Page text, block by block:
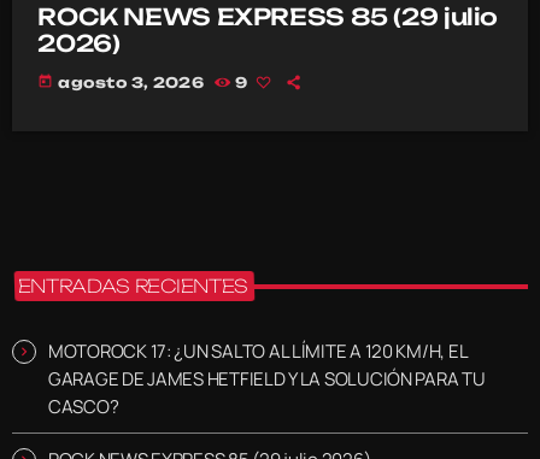
ROCK NEWS EXPRESS 85 (29 julio
2026)
today agosto 3, 2026 9
ENTRADAS RECIENTES
MOTOROCK 17: ¿UN SALTO AL LÍMITE A 120 KM/H, EL
GARAGE DE JAMES HETFIELD Y LA SOLUCIÓN PARA TU
CASCO?